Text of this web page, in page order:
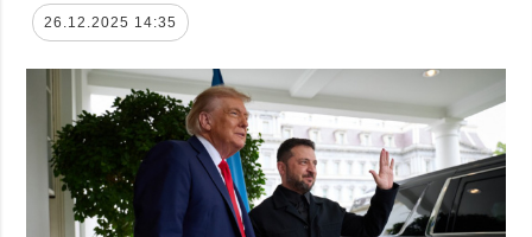
政治
経済・復興
防衛
社会・文化
スポーツ
犯罪
26.12.2025 14:35